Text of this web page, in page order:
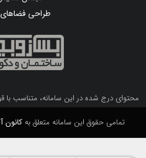
طراحی
محتوای درج شده در این سامانه، متناسب با
تمامی حقوق این سامانه متعلق بهکانون